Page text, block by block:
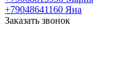
+79048641160 Яна
Заказать звонок